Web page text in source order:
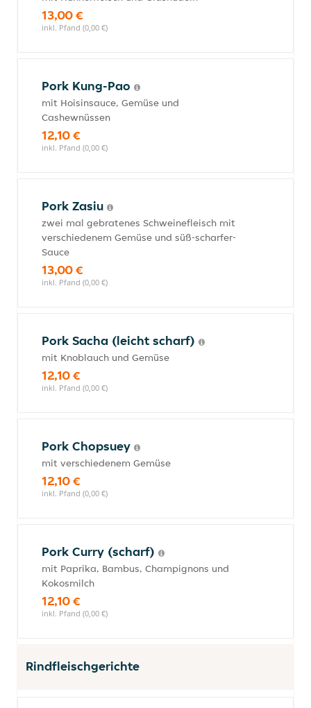
13,00 €
inkl. Pfand (0,00 €)
Pork Kung-Pao
mit Hoisinsauce, Gemüse und
Cashewnüssen
12,10 €
inkl. Pfand (0,00 €)
Pork Zasiu
zwei mal gebratenes Schweinefleisch mit
verschiedenem Gemüse und süß-scharfer-
Sauce
13,00 €
inkl. Pfand (0,00 €)
Pork Sacha (leicht scharf)
mit Knoblauch und Gemüse
12,10 €
inkl. Pfand (0,00 €)
Pork Chopsuey
mit verschiedenem Gemüse
12,10 €
inkl. Pfand (0,00 €)
Pork Curry (scharf)
mit Paprika, Bambus, Champignons und
Kokosmilch
12,10 €
inkl. Pfand (0,00 €)
Rindfleischgerichte